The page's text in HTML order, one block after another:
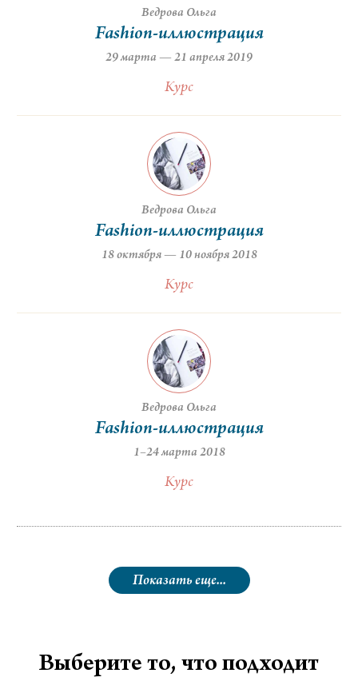
Ведрова Ольга
Fashion-иллюстрация
29 марта — 21 апреля 2019
Курс
Ведрова Ольга
Fashion-иллюстрация
18 октября — 10 ноября 2018
Курс
Ведрова Ольга
Fashion-иллюстрация
1–24 марта 2018
Курс
Показать еще...
Выберите то, что подходит